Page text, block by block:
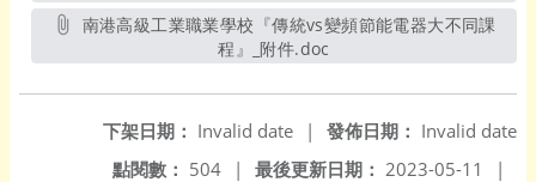
程』_附件.doc
發佈日期： Invalid date
下架日期： Invalid date
|
最後更新日期： 2023-05-11 |
點閱數： 504 |